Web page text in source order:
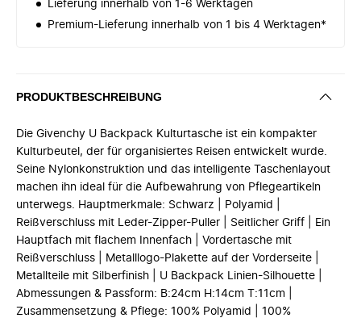
Lieferung innerhalb von 1-6 Werktagen
Premium-Lieferung innerhalb von 1 bis 4 Werktagen*
PRODUKTBESCHREIBUNG
Die Givenchy U Backpack Kulturtasche ist ein kompakter
Kulturbeutel, der für organisiertes Reisen entwickelt wurde.
Seine Nylonkonstruktion und das intelligente Taschenlayout
machen ihn ideal für die Aufbewahrung von Pflegeartikeln
unterwegs. Hauptmerkmale: Schwarz | Polyamid |
Reißverschluss mit Leder-Zipper-Puller | Seitlicher Griff | Ein
Hauptfach mit flachem Innenfach | Vordertasche mit
Reißverschluss | Metalllogo-Plakette auf der Vorderseite |
Metallteile mit Silberfinish | U Backpack Linien-Silhouette |
Abmessungen & Passform: B:24cm H:14cm T:11cm |
Zusammensetzung & Pflege: 100% Polyamid | 100%